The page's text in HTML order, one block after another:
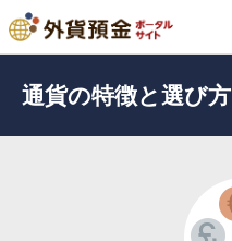
通貨の特徴と選び方